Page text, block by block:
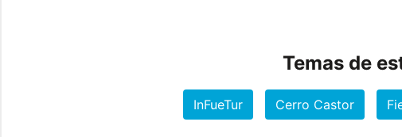
Temas de
InFueTur Cerro Castor